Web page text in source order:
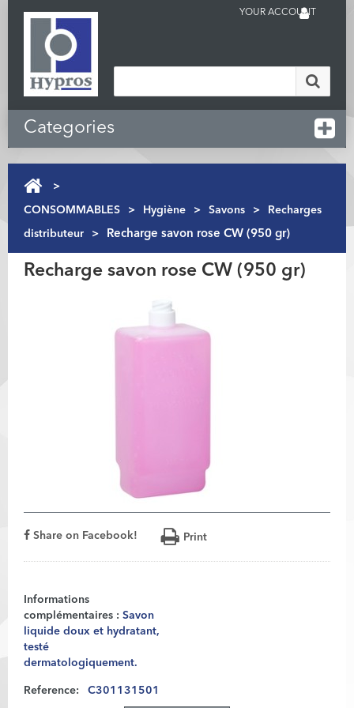
YOUR ACCOUNT
Categories
>
CONSOMMABLES > Hygiène > Savons > Recharges
distributeur > Recharge savon rose CW (950 gr)
Recharge savon rose CW (950 gr)
Share on Facebook! Print
Informations
complémentaires : Savon
liquide doux et hydratant,
testé
dermatologiquement.
Reference: C301131501